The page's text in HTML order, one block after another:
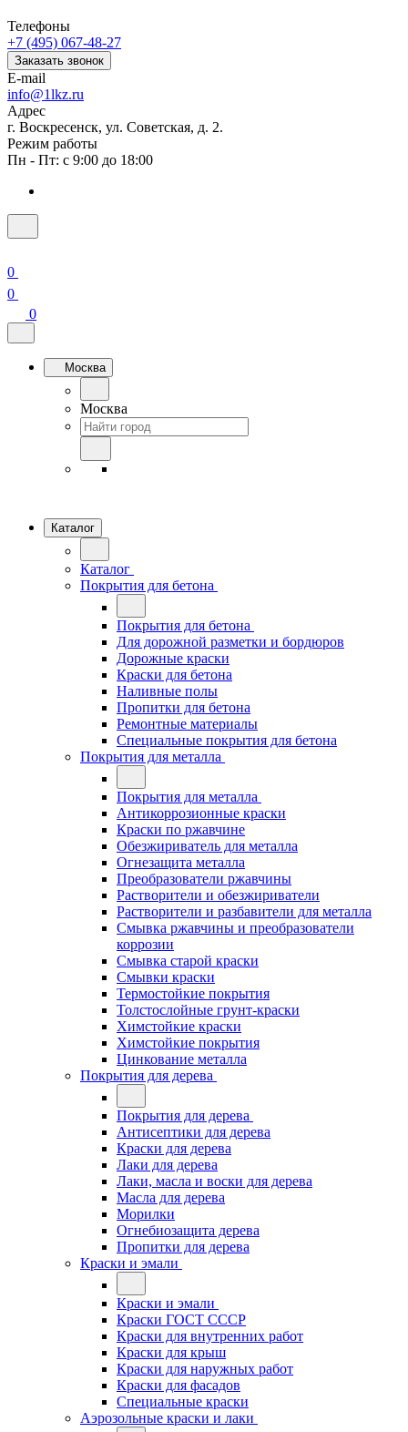
Телефоны
+7 (495) 067-48-27
Заказать звонок
E-mail
info@1lkz.ru
Адрес
г. Воскресенск, ул. Советская, д. 2.
Режим работы
Пн - Пт: с 9:00 до 18:00
0
0
0
Москва
Москва
Каталог
Каталог
Покрытия для бетона
Покрытия для бетона
Для дорожной разметки и бордюров
Дорожные краски
Краски для бетона
Наливные полы
Пропитки для бетона
Ремонтные материалы
Специальные покрытия для бетона
Покрытия для металла
Покрытия для металла
Антикоррозионные краски
Краски по ржавчине
Обезжириватель для металла
Огнезащита металла
Преобразователи ржавчины
Растворители и обезжириватели
Растворители и разбавители для металла
Смывка ржавчины и преобразователи
коррозии
Смывка старой краски
Смывки краски
Термостойкие покрытия
Толстослойные грунт-краски
Химстойкие краски
Химстойкие покрытия
Цинкование металла
Покрытия для дерева
Покрытия для дерева
Антисептики для дерева
Краски для дерева
Лаки для дерева
Лаки, масла и воски для дерева
Масла для дерева
Морилки
Огнебиозащита дерева
Пропитки для дерева
Краски и эмали
Краски и эмали
Краски ГОСТ СССР
Краски для внутренних работ
Краски для крыш
Краски для наружных работ
Краски для фасадов
Специальные краски
Аэрозольные краски и лаки